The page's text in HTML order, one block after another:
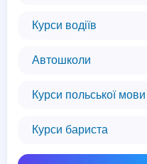
Курси водіїв
Автошколи
Курси польської мови
Курси бариста